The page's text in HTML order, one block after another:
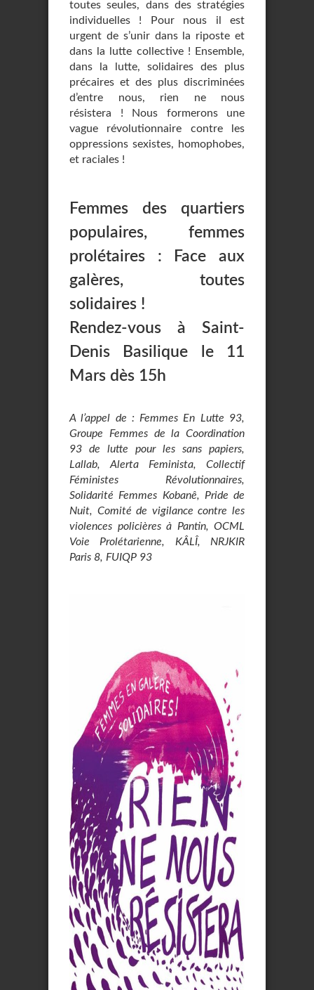
toutes seules, dans des stratégies
individuelles ! Pour nous il est
urgent de s’unir dans la riposte et
dans la lutte collective ! Ensemble,
dans la lutte, solidaires des plus
précaires et des plus discriminées
d’entre nous, rien ne nous
résistera ! Nous formerons une
vague révolutionnaire contre les
oppressions sexistes, homophobes,
et raciales !
Femmes des quartiers
populaires, femmes
prolétaires : Face aux
galères, toutes
solidaires !
Rendez-vous à Saint-
Denis Basilique le 11
Mars dès 15h
A l’appel de : Femmes En Lutte 93,
Groupe Femmes de la Coordination
93 de lutte pour les sans papiers,
Lallab, Alerta Feminista, Collectif
Féministes Révolutionnaires,
Solidarité Femmes Kobanê, Pride de
Nuit, Comité de vigilance contre les
violences policières à Pantin, OCML
Voie Prolétarienne, KÂLÎ, NRJKIR
Paris 8, FUIQP 93